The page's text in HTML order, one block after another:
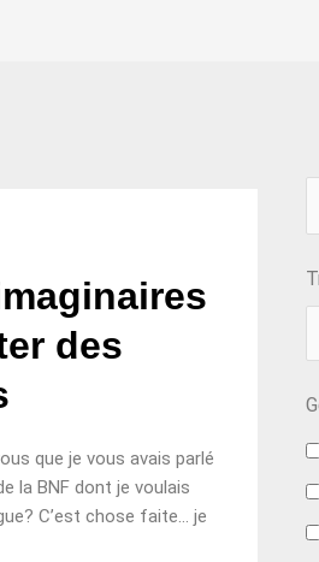
des
que je vous avais parlé
la BNF dont je voulais
C’est chose faite… je